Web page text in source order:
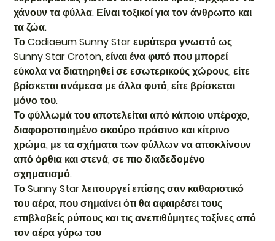
χάνουν τα φύλλα. Είναι τοξικοί για τον άνθρωπο και
τα ζώα.
Το Codiaeum Sunny Star ευρύτερα γνωστό ως
Sunny Star Croton, είναι ένα φυτό που μπορεί
εύκολα να διατηρηθεί σε εσωτερικούς χώρους, είτε
βρίσκεται ανάμεσα με άλλα φυτά, είτε βρίσκεται
μόνο του.
Το φύλλωμά του αποτελείται από κάποιο υπέροχο,
διαφοροποιημένο σκούρο πράσινο και κίτρινο
χρώμα, με τα σχήματα των φύλλων να αποκλίνουν
από όρθια και στενά, σε πιο διαδεδομένο
σχηματισμό.
Το Sunny Star λειτουργεί επίσης σαν καθαριστικό
του αέρα, που σημαίνει ότι θα αφαιρέσει τους
επιβλαβείς ρύπους και τις ανεπιθύμητες τοξίνες από
τον αέρα γύρω του